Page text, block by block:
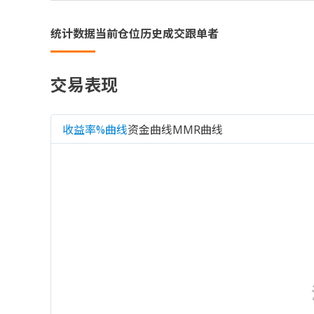
统计数据当前仓位历史成交跟单者
交易表现
收益率%曲线资金曲线MMR曲线